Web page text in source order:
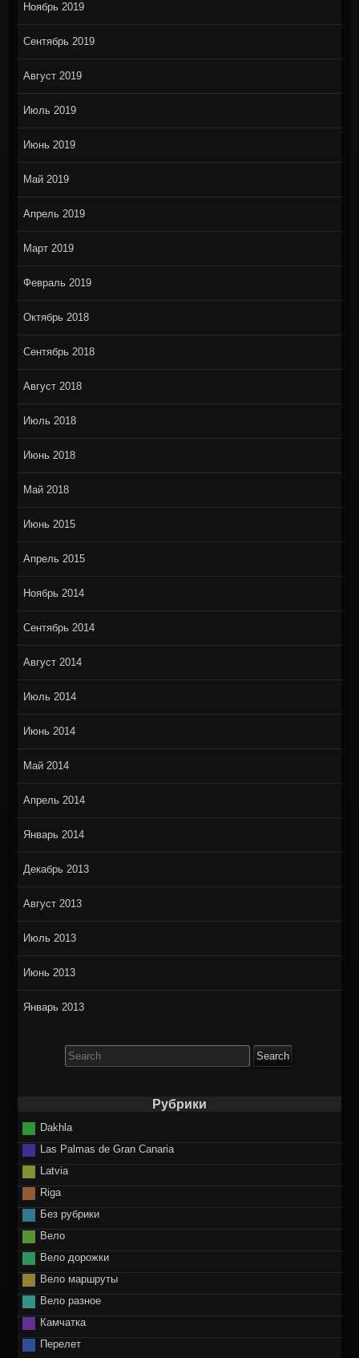
Ноябрь 2019
Сентябрь 2019
Август 2019
Июль 2019
Июнь 2019
Май 2019
Апрель 2019
Март 2019
Февраль 2019
Октябрь 2018
Сентябрь 2018
Август 2018
Июль 2018
Июнь 2018
Май 2018
Июнь 2015
Апрель 2015
Ноябрь 2014
Сентябрь 2014
Август 2014
Июль 2014
Июнь 2014
Май 2014
Апрель 2014
Январь 2014
Декабрь 2013
Август 2013
Июль 2013
Июнь 2013
Январь 2013
for:
Рубрики
Dakhla
Las Palmas de Gran Canaria
Latvia
Riga
Без рубрики
Вело
Вело дорожки
Вело маршруты
Вело разное
Камчатка
Перелет